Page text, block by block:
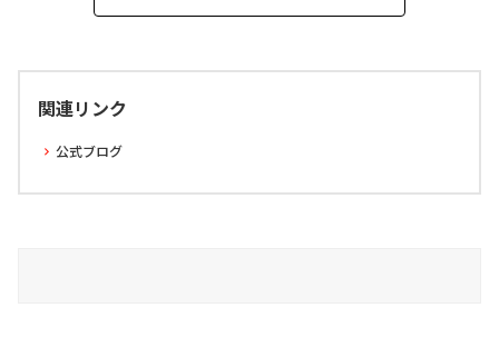
関連リンク
公式ブログ